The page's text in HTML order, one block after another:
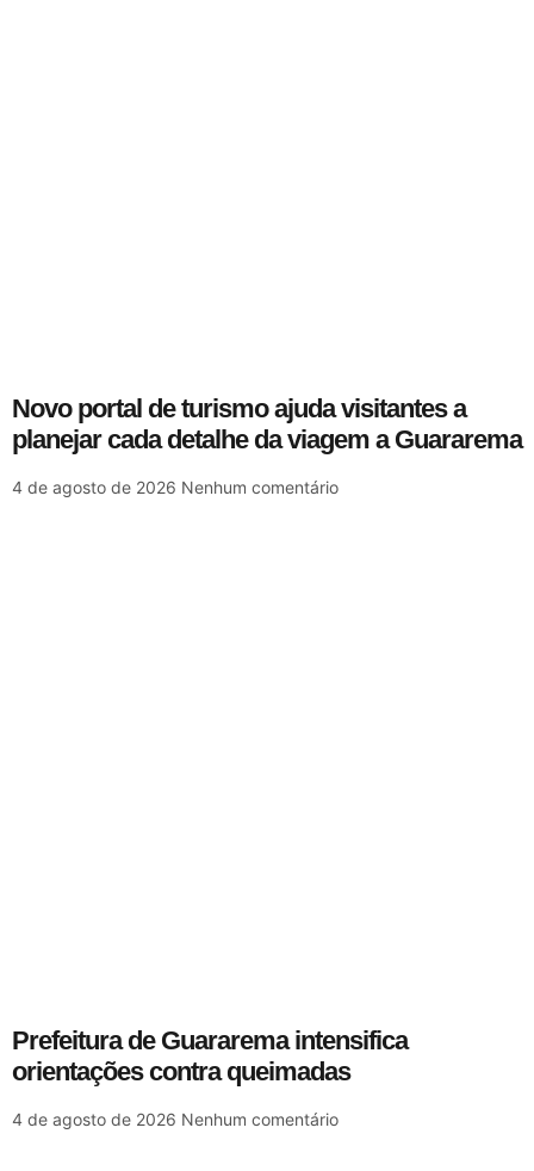
Novo portal de turismo ajuda visitantes a
planejar cada detalhe da viagem a Guararema
4 de agosto de 2026 Nenhum comentário
Prefeitura de Guararema intensifica
orientações contra queimadas
4 de agosto de 2026 Nenhum comentário